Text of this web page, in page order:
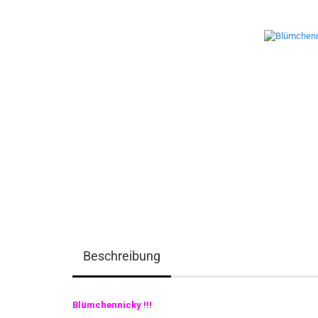
Beschreibung
Blümchennicky !!!